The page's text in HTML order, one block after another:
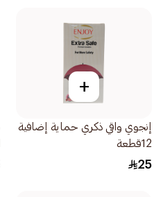
+
إنجوي واقي ذكري حماية إضافية
12قطعة
25